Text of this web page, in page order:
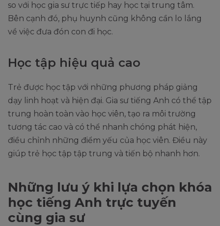
so với học gia sư trực tiếp hay học tại trung tâm.
Bên cạnh đó, phụ huynh cũng không cần lo lắng
về việc đưa đón con đi học.
Học tập hiệu quả cao
Trẻ được học tập với những phương pháp giảng
dạy linh hoạt và hiện đại. Gia sư tiếng Anh có thể tập
trung hoàn toàn vào học viên, tạo ra môi trường
tương tác cao và có thể nhanh chóng phát hiện,
điều chỉnh những điểm yếu của học viên. Điều này
giúp trẻ học tập tập trung và tiến bộ nhanh hơn.
Những lưu ý khi lựa chọn khóa
học tiếng Anh trực tuyến
cùng gia sư